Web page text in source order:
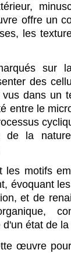
offre un
les
sur
des
dans un
entre le
de la
les motifs
évoquant
et de
d'un état de
œuvre